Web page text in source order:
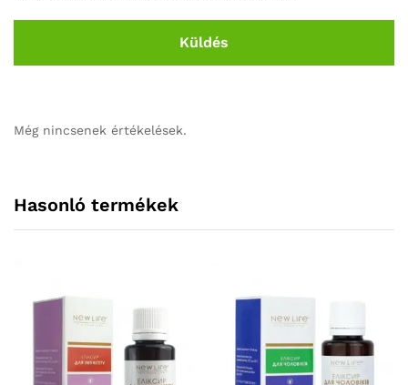
Még nincsenek értékelések.
Hasonló termékek